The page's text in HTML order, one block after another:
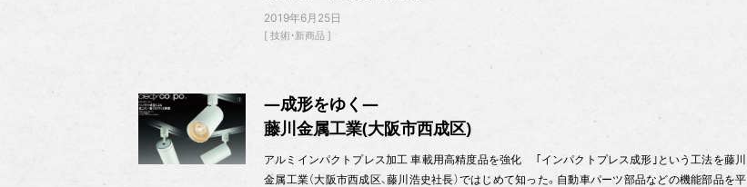
2019年6月25日
技術・新商品
―成形をゆく―
藤川金属工業(大阪市西成区)
アルミインパクトプレス加工 車載用高精度品を強化 ｢インパクトプレス成形｣という工法を藤川
金属工業（大阪市西成区、藤川浩史社長）ではじめて知った。自動車パーツ部品などの機能部品を平